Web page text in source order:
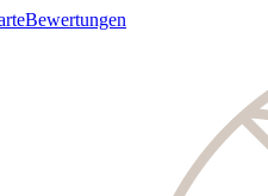
Bewertungen